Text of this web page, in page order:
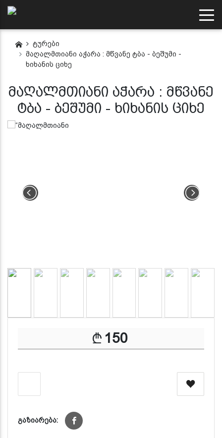
ტურები
მაღალმთიანი აჭარა : მწვანე ტბა - ბეშუმი -
ხიხანის ციხე
მაღალმთიანი აჭარა : მწვანე
ტბა - ბეშუმი - ხიხანის ციხე
150
გაზიარება: